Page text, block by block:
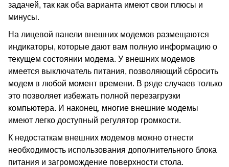
задачей, так как оба варианта имеют свои плюсы и
минусы.
На лицевой панели внешних модемов размещаются
индикаторы, которые дают вам полную информацию о
текущем состоянии модема. У внешних модемов
имеется выключатель питания, позволяющий сбросить
модем в любой момент времени. В ряде случаев только
это позволяет избежать полной перезагрузки
компьютера. И наконец, многие внешние модемы
имеют легко доступный регулятор громкости.
К недостаткам внешних модемов можно отнести
необходимость использования дополнительного блока
питания и загромождение поверхности стола.